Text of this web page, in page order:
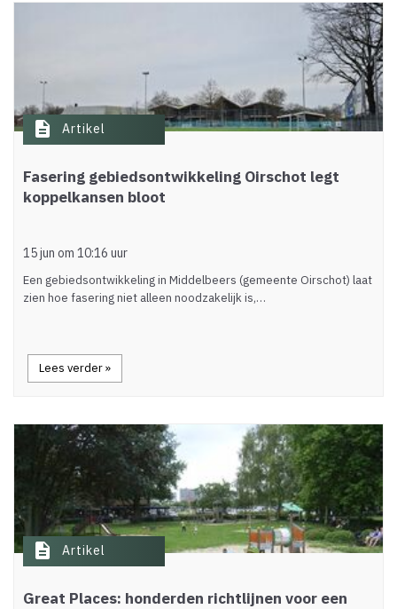
description Artikel
Fasering gebiedsontwikkeling Oirschot legt
koppelkansen bloot
15 jun om 10:16 uur
Een gebiedsontwikkeling in Middelbeers (gemeente Oirschot) laat
zien hoe fasering niet alleen noodzakelijk is,…
Lees verder »
description Artikel
Great Places: honderden richtlijnen voor een